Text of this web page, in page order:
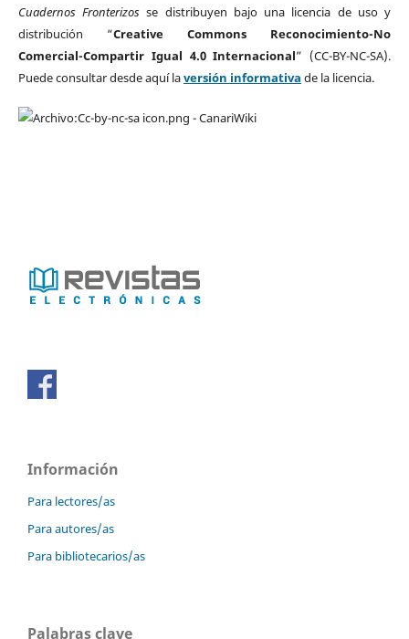
Cuadernos Fronterizos se distribuyen bajo una licencia de uso y
distribución “Creative Commons Reconocimiento-No
Comercial-Compartir Igual 4.0 Internacional” (CC-BY-NC-SA).
Puede consultar desde aquí laversión informativa de la licencia.
Información
Para lectores/as
Para autores/as
Para bibliotecarios/as
Palabras clave